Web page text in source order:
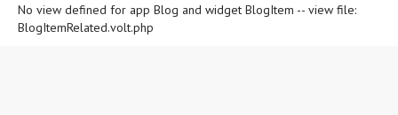
No view defined for app Blog and widget BlogItem -- view file:
BlogItemRelated.volt.php